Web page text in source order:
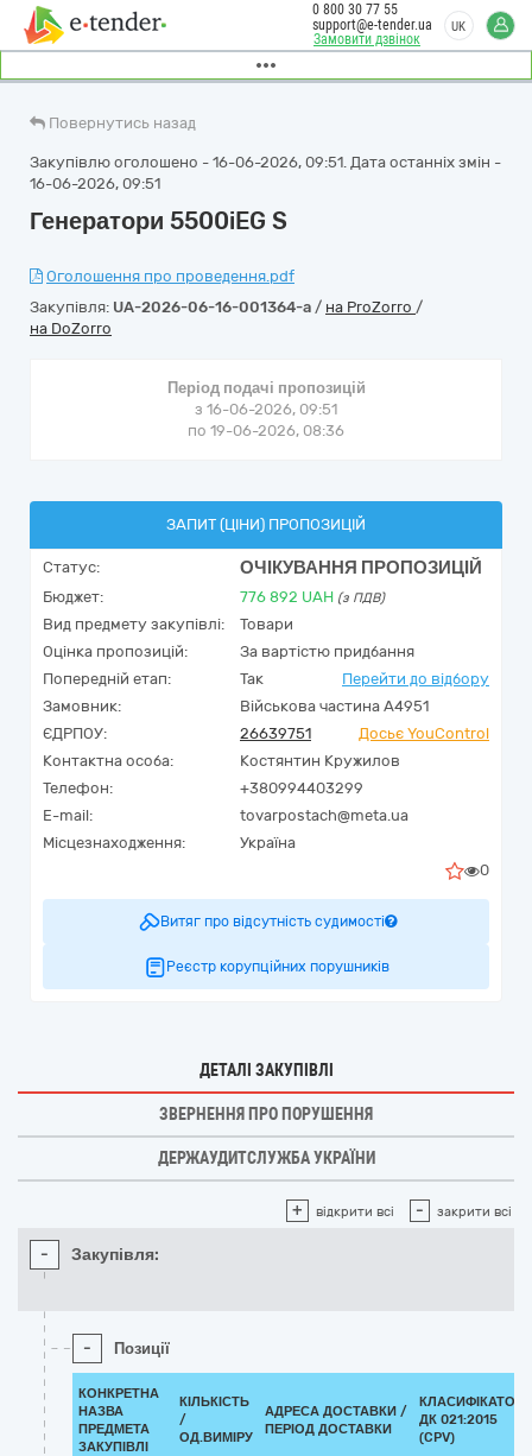
Замовити дзвінок
0 800 30 77 55
support@e-tender.ua
UK
Повернутись назад
Закупівлю оголошено - 16-06-2026, 09:51. Дата останніх змін -
16-06-2026, 09:51
Генератори 5500iEG S
Оголошення про проведення.pdf
Закупівля: UA-2026-06-16-001364-a / на ProZorro /
на DoZorro
Період подачі пропозицій
з 16-06-2026, 09:51
по 19-06-2026, 08:36
ЗАПИТ (ЦІНИ) ПРОПОЗИЦІЙ
Статус: ОЧІКУВАННЯ ПРОПОЗИЦІЙ
Бюджет: 776 892 UAH (з ПДВ)
Вид предмету закупівлі:
Товари
Оцінка пропозицій:
За вартістю придбання
Попередній етап:
Так
Перейти до відбору
Замовник:
Військова частина А4951
ЄДРПОУ:
26639751
Досьє YouControl
Контактна особа:
Костянтин Кружилов
Телефон:
+380994403299
E-mail:
tovarpostach@meta.ua
Місцезнаходження:
Україна
0
Витяг про відсутність судимості
Реєстр корупційних порушників
ДЕТАЛІ ЗАКУПІВЛІ
ЗВЕРНЕННЯ ПРО ПОРУШЕННЯ
ДЕРЖАУДИТСЛУЖБА УКРАЇНИ
+ відкрити всі - закрити всі
- Закупівля:
- Позиції
КОНКРЕТНА
НАЗВА
ПРЕДМЕТА
ЗАКУПІВЛІ
КІЛЬКІСТЬ
/
ОД.ВИМІРУ
АДРЕСА ДОСТАВКИ /
ПЕРІОД ДОСТАВКИ
КЛАСИФІКАТОР
ДК 021:2015
(CPV)